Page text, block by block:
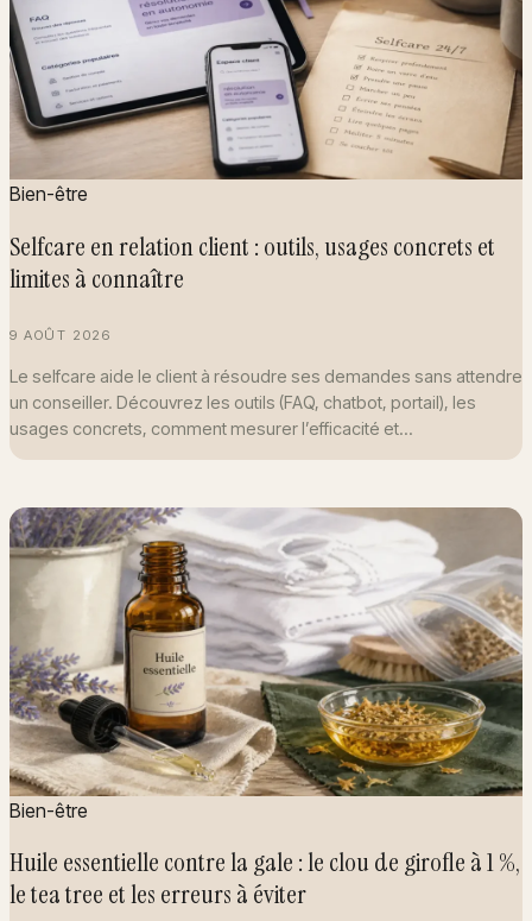
Bien-être
Selfcare en relation client : outils, usages concrets et
limites à connaître
9 AOÛT 2026
Le selfcare aide le client à résoudre ses demandes sans attendre
un conseiller. Découvrez les outils (FAQ, chatbot, portail), les
usages concrets, comment mesurer l’efficacité et…
Bien-être
Huile essentielle contre la gale : le clou de girofle à 1 %,
le tea tree et les erreurs à éviter